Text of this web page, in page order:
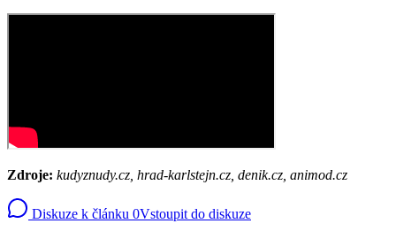
Zdroje: kudyznudy.cz, hrad-karlstejn.cz, denik.cz, animod.cz
Diskuze k článku 0Vstoupit do diskuze